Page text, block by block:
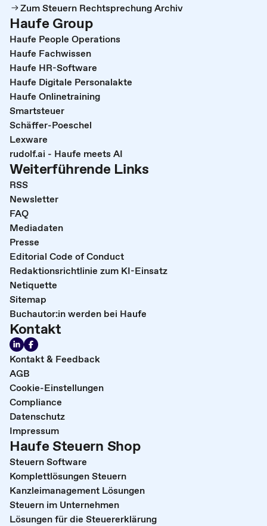
Zum Steuern Rechtsprechung Archiv
Haufe Group
Haufe People Operations
Haufe Fachwissen
Haufe HR-Software
Haufe Digitale Personalakte
Haufe Onlinetraining
Smartsteuer
Schäffer-Poeschel
Lexware
rudolf.ai - Haufe meets AI
Weiterführende Links
RSS
Newsletter
FAQ
Mediadaten
Presse
Editorial Code of Conduct
Redaktionsrichtlinie zum KI-Einsatz
Netiquette
Sitemap
Buchautor:in werden bei Haufe
Kontakt
Kontakt & Feedback
AGB
Cookie-Einstellungen
Compliance
Datenschutz
Impressum
Haufe Steuern Shop
Steuern Software
Komplettlösungen Steuern
Kanzleimanagement Lösungen
Steuern im Unternehmen
Lösungen für die Steuererklärung